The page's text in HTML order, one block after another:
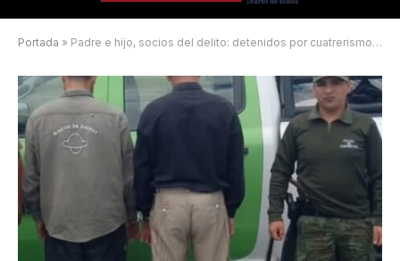
Portada » Padre e hijo, socios del delito: detenidos por cuatrerismo con corderos faenados